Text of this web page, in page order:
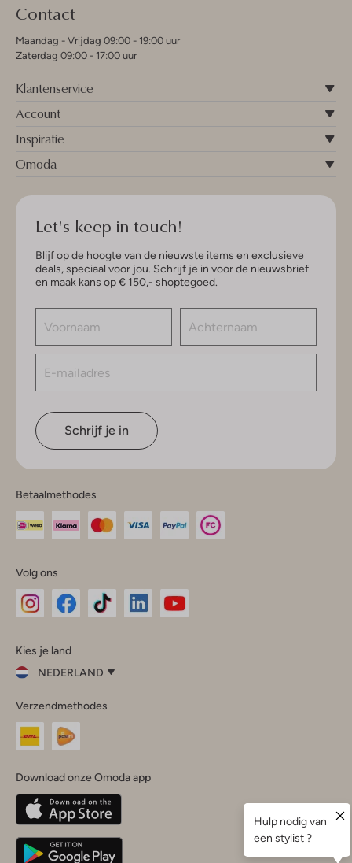
Contact
Maandag - Vrijdag 09:00 - 19:00 uur
Zaterdag 09:00 - 17:00 uur
Klantenservice
Account
Inspiratie
Omoda
Let's keep in touch!
Blijf op de hoogte van de nieuwste items en exclusieve
deals, speciaal voor jou. Schrijf je in voor de nieuwsbrief
en maak kans op € 150,- shoptegoed.
Schrijf je in
Betaalmethodes
Volg ons
InstagramFacebook
Kies je land
NEDERLAND
je
land
Nederland
Belgique(Français)
Deutschland
Verzendmethodes
Download onze Omoda app